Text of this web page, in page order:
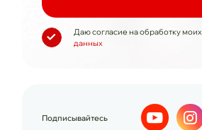
Даю согласие на обработку моих
данных
Подписывайтесь